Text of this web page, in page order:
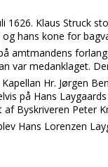
1626. Klaus Struck
hans kone for
amtmandens
var medanklaget.
Hr. Jørgen
på Hans
Byskriveren Peter
Hans Lorenzen